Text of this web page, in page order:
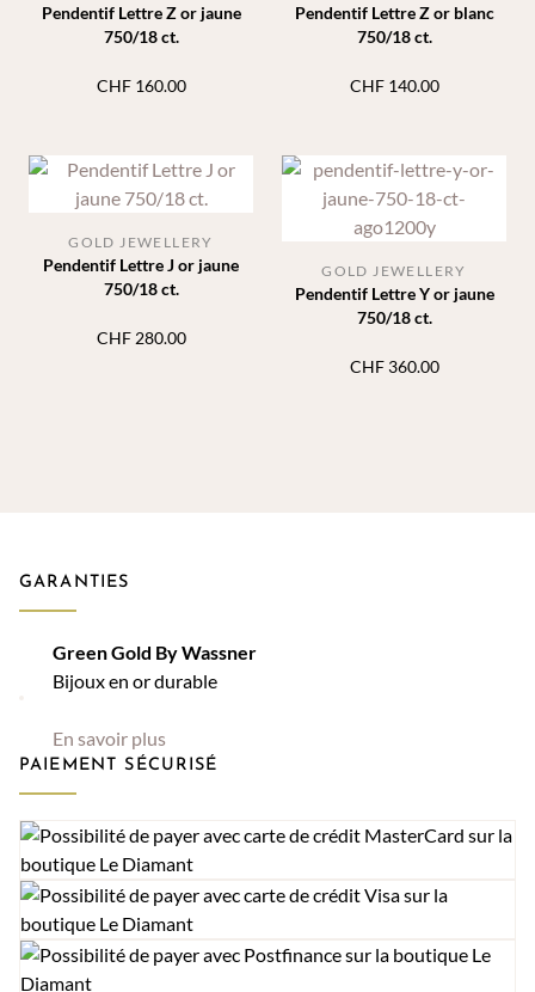
Pendentif Lettre Z or jaune
750/18 ct.
CHF160.00
Pendentif Lettre Z or blanc
750/18 ct.
CHF140.00
Pendentif Lettre J or jaune
750/18 ct.
GOLD JEWELLERY
CHF280.00
Pendentif Lettre Y or jaune
750/18 ct.
GOLD JEWELLERY
CHF360.00
GARANTIES
Green Gold By Wassner
Bijoux en or durable
En savoir plus
PAIEMENT SÉCURISÉ